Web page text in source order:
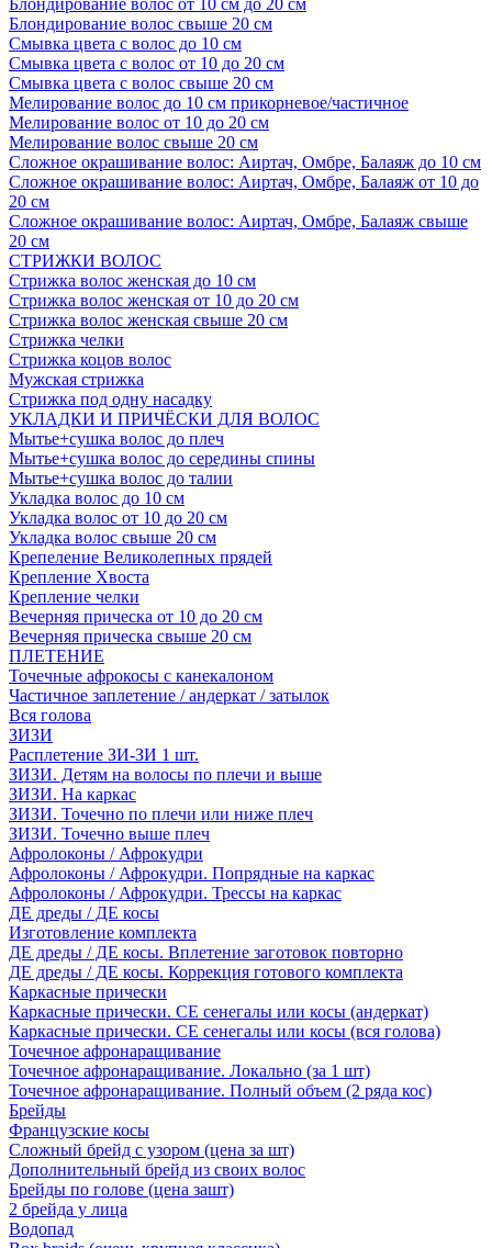
Блондирование волос от 10 см до 20 см
Блондирование волос свыше 20 см
Смывка цвета с волос до 10 см
Смывка цвета с волос от 10 до 20 см
Смывка цвета с волос свыше 20 см
Мелирование волос до 10 см прикорневое/частичное
Мелирование волос от 10 до 20 см
Мелирование волос свыше 20 см
Сложное окрашивание волос: Аиртач, Омбре, Балаяж до 10 см
Сложное окрашивание волос: Аиртач, Омбре, Балаяж от 10 до
20 см
Сложное окрашивание волос: Аиртач, Омбре, Балаяж свыше
20 см
СТРИЖКИ ВОЛОС
Стрижка волос женская до 10 см
Стрижка волос женская от 10 до 20 см
Стрижка волос женская свыше 20 см
Стрижка челки
Стрижка коцов волос
Мужская стрижка
Стрижка под одну насадку
УКЛАДКИ И ПРИЧЁСКИ ДЛЯ ВОЛОС
Мытье+сушка волос до плеч
Мытье+сушка волос до середины спины
Мытье+сушка волос до талии
Укладка волос до 10 см
Укладка волос от 10 до 20 см
Укладка волос свыше 20 см
Крепеление Великолепных прядей
Крепление Хвоста
Крепление челки
Вечерняя прическа от 10 до 20 см
Вечерняя прическа свыше 20 см
ПЛЕТЕНИЕ
Точечные афрокосы с канекалоном
Частичное заплетение / андеркат / затылок
Вся голова
ЗИЗИ
Расплетение ЗИ-ЗИ 1 шт.
ЗИЗИ. Детям на волосы по плечи и выше
ЗИЗИ. На каркас
ЗИЗИ. Точечно по плечи или ниже плеч
ЗИЗИ. Точечно выше плеч
Афролоконы / Афрокудри
Афролоконы / Афрокудри. Попрядные на каркас
Афролоконы / Афрокудри. Трессы на каркас
ДЕ дреды / ДЕ косы
Изготовление комплекта
ДЕ дреды / ДЕ косы. Вплетение заготовок повторно
ДЕ дреды / ДЕ косы. Коррекция готового комплекта
Каркасные прически
Каркасные прически. СЕ сенегалы или косы (андеркат)
Каркасные прически. СЕ сенегалы или косы (вся голова)
Точечное афронаращивание
Точечное афронаращивание. Локально (за 1 шт)
Точечное афронаращивание. Полный объем (2 ряда кос)
Брейды
Французские косы
Сложный брейд с узором (цена за шт)
Дополнительный брейд из своих волос
Брейды по голове (цена зашт)
2 брейда у лица
Водопад